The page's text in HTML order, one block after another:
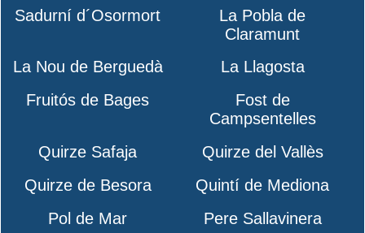
Sadurní d´Osormort
La Pobla de
Claramunt
La Nou de Berguedà
La Llagosta
Fruitós de Bages
Fost de
Campsentelles
Quirze Safaja
Quirze del Vallès
Quirze de Besora
Quintí de Mediona
Pol de Mar
Pere Sallavinera